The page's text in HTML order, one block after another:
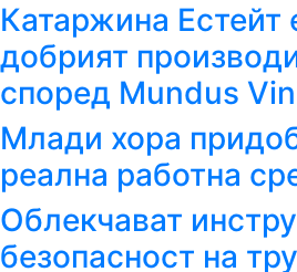
Катаржина Естейт
добрият
според Mundus
Млади хора
реална работна
Облекчават
безопасност на